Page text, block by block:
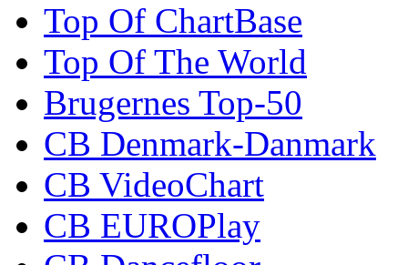
Top Of ChartBase
Top Of The World
Brugernes Top-50
CB Denmark-Danmark
CB VideoChart
CB EUROPlay